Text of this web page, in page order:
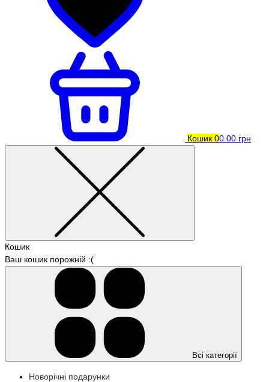
Кошик 00.00 грн
Кошик
Ваш кошик порожній :(
Всі категорії
Новорічні подарунки